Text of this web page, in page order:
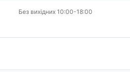
Без вихідних 10:00-18:00